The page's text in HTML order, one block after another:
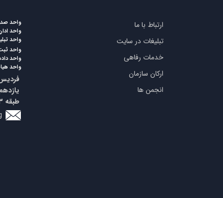
ارتباط با ما
تبلیغات در سایت
خدمات رفاهی
ارکان سازمان
انجمن ها
واحد
واحد
واحد
واحد
واحد
واحد
طبقه 3، واحد 5